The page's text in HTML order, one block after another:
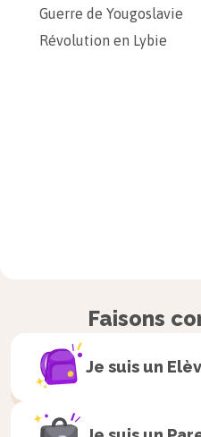
Guerre de Yougoslavie
Révolution en Lybie
Faisons
Je suis un